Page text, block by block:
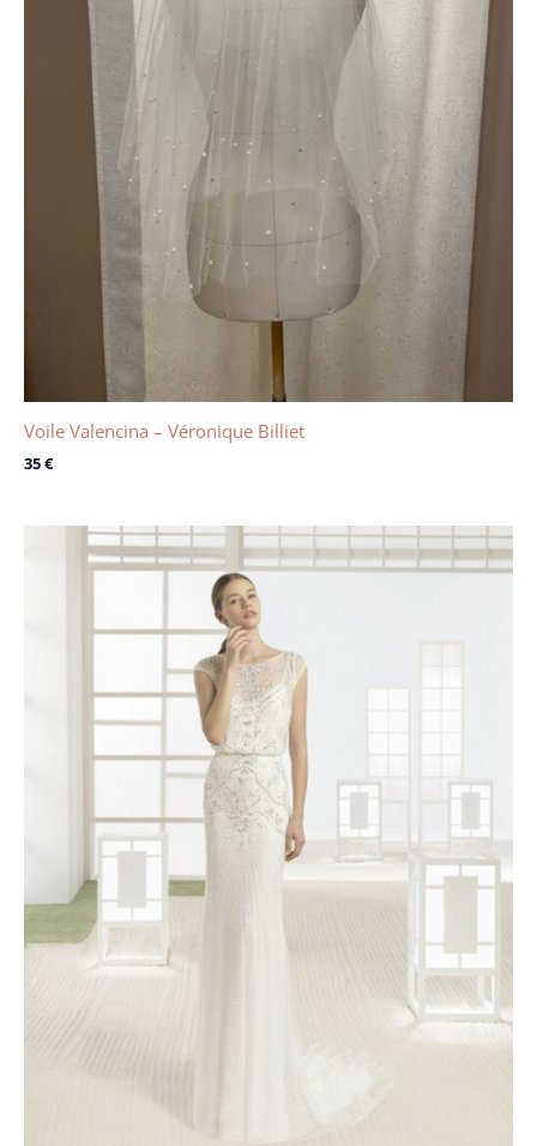
Voile Valencina – Véronique Billiet
35€
Le
prix
initial
Le
prix
actuel